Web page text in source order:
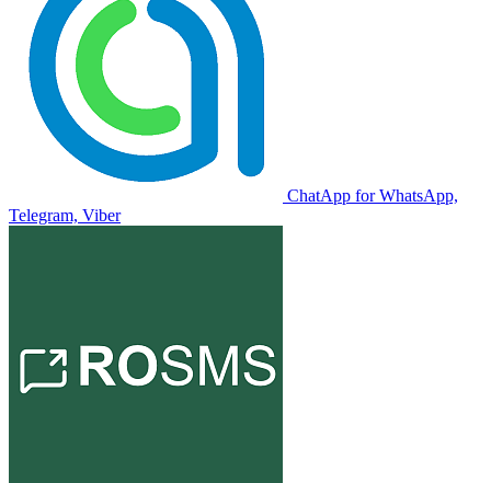
ChatApp for WhatsApp,
Telegram, Viber